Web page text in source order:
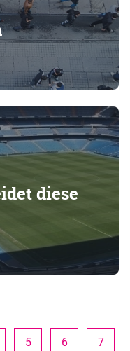
diese
5 6 7